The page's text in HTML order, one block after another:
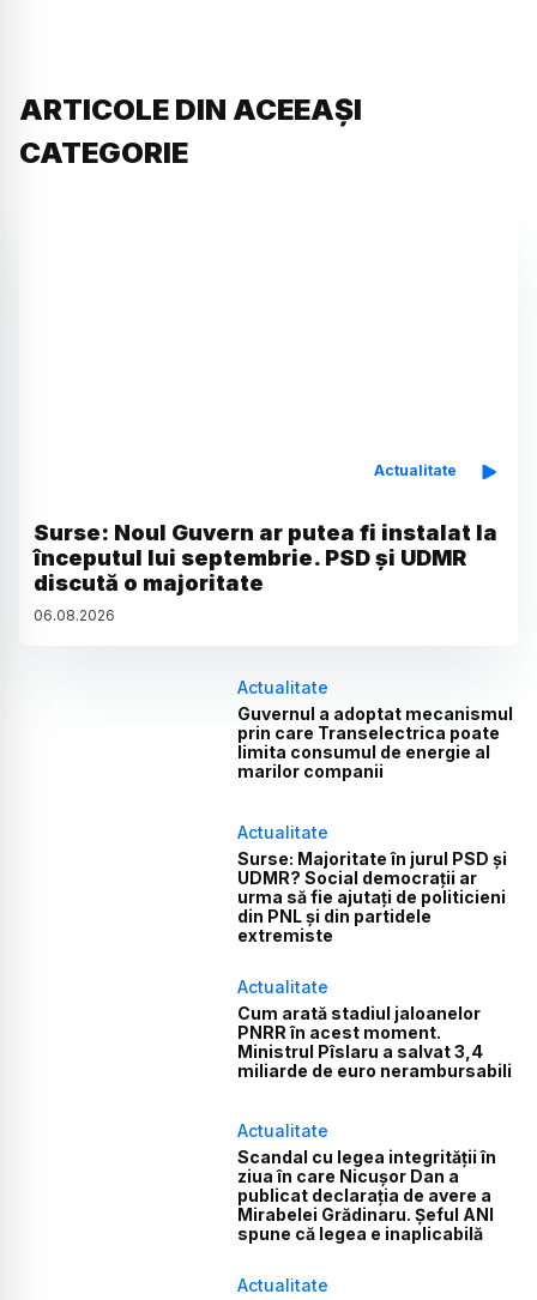
ARTICOLE DIN ACEEAȘI
CATEGORIE
Actualitate
Surse: Noul Guvern ar putea fi instalat la
începutul lui septembrie. PSD și UDMR
discută o majoritate
06.08.2026
Actualitate
Guvernul a adoptat mecanismul
prin care Transelectrica poate
limita consumul de energie al
marilor companii
Actualitate
Surse: Majoritate în jurul PSD și
UDMR? Social democrații ar
urma să fie ajutați de politicieni
din PNL și din partidele
extremiste
Actualitate
Cum arată stadiul jaloanelor
PNRR în acest moment.
Ministrul Pîslaru a salvat 3,4
miliarde de euro nerambursabili
Actualitate
Scandal cu legea integrității în
ziua în care Nicușor Dan a
publicat declarația de avere a
Mirabelei Grădinaru. Șeful ANI
spune că legea e inaplicabilă
Actualitate